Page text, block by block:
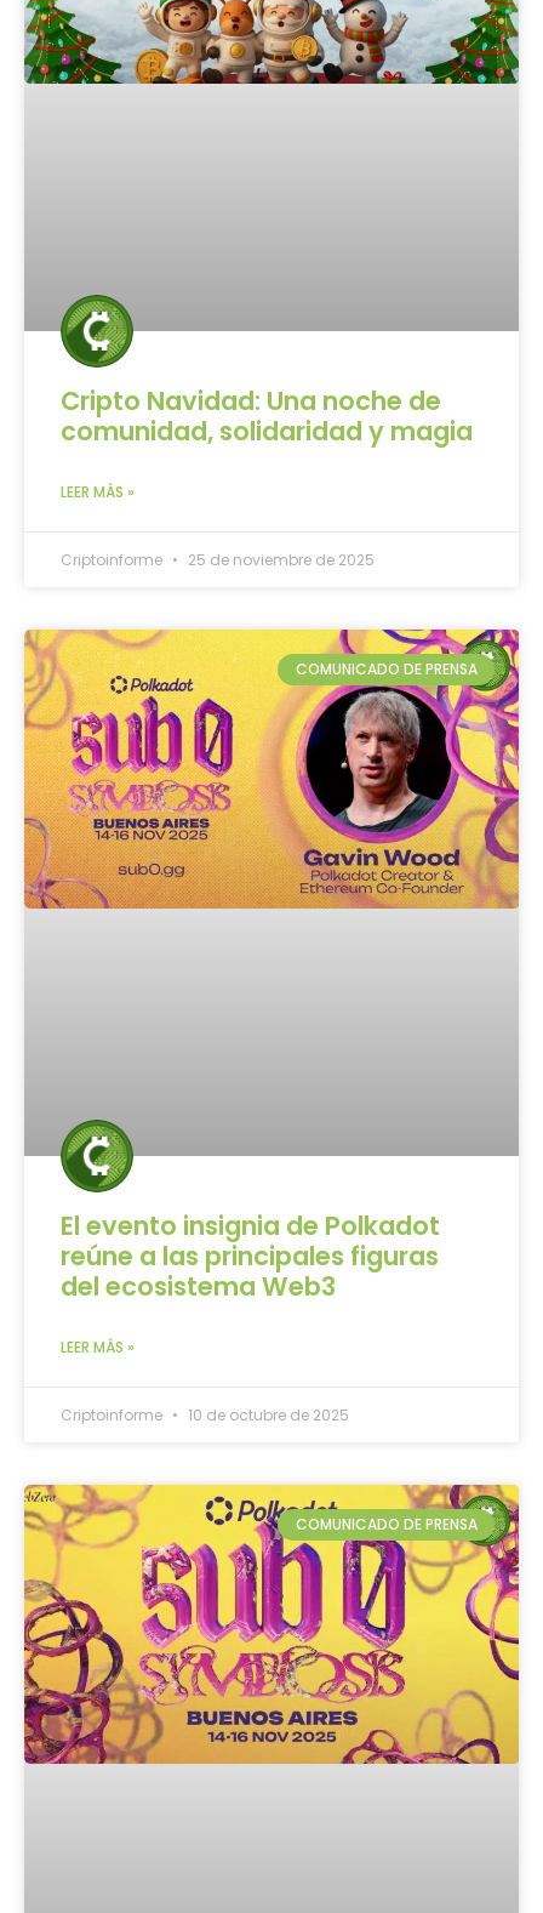
Cripto Navidad: Una noche de
comunidad, solidaridad y magia
LEER MÁS »
Criptoinforme 25 de noviembre de 2025
COMUNICADO DE PRENSA
El evento insignia de Polkadot
reúne a las principales figuras
del ecosistema Web3
LEER MÁS »
Criptoinforme 10 de octubre de 2025
COMUNICADO DE PRENSA